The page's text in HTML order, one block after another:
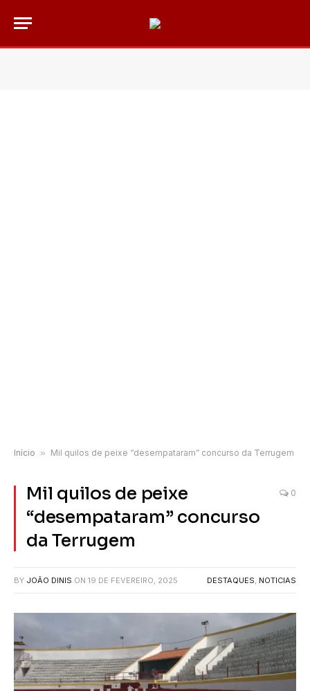
Início » Mil quilos de peixe “desempataram” concurso da Terrugem
Mil quilos de peixe
“desempataram” concurso
da Terrugem
0
BY JOÃO DINIS ON 19 DE FEVEREIRO, 2025 DESTAQUES, NOTICIAS